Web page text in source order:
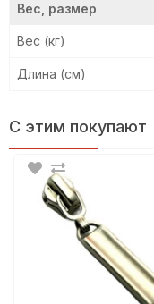
Вес, размер
Вес (кг)
Длина (см)
С этим покупают